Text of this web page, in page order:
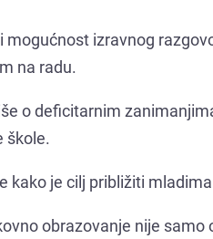
izravnog
na radu.
o deficitarnim
škole.
kako je cilj približiti
obrazovanje nije